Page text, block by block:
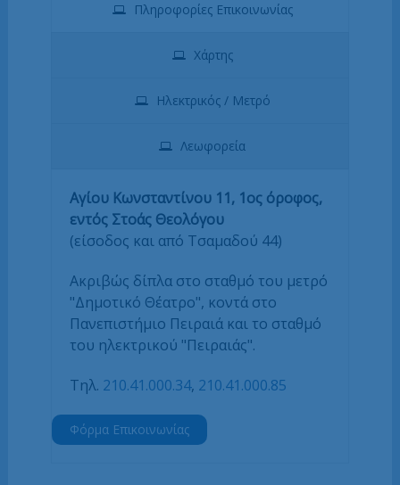
Πληροφορίες Επικοινωνίας
Χάρτης
Ηλεκτρικός / Μετρό
Λεωφορεία
Αγίου Κωνσταντίνου 11, 1ος όροφος,
εντός Στοάς Θεολόγου
(είσοδος και από Τσαμαδού 44)
Ακριβώς δίπλα στο σταθμό του μετρό
"Δημοτικό Θέατρο", κοντά στο
Πανεπιστήμιο Πειραιά και το σταθμό
του ηλεκτρικού "Πειραιάς".
Τηλ. 210.41.000.34, 210.41.000.85
Φόρμα Επικοινωνίας